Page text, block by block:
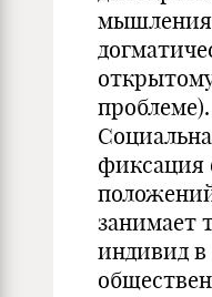
проблеме).
фиксация
занимает
индивид в